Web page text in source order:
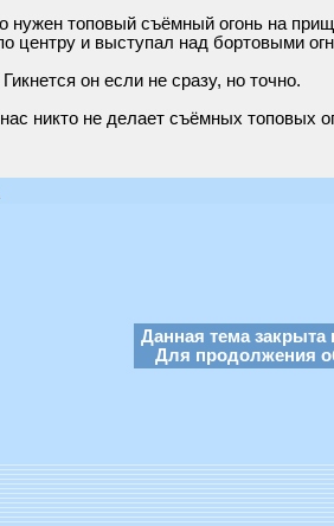
нужен топовый съёмный огонь на
центру и выступал над бортовыми
он если не сразу, но точно.
никто не делает съёмных топовых
Данная тема закрыта
Для продолжения